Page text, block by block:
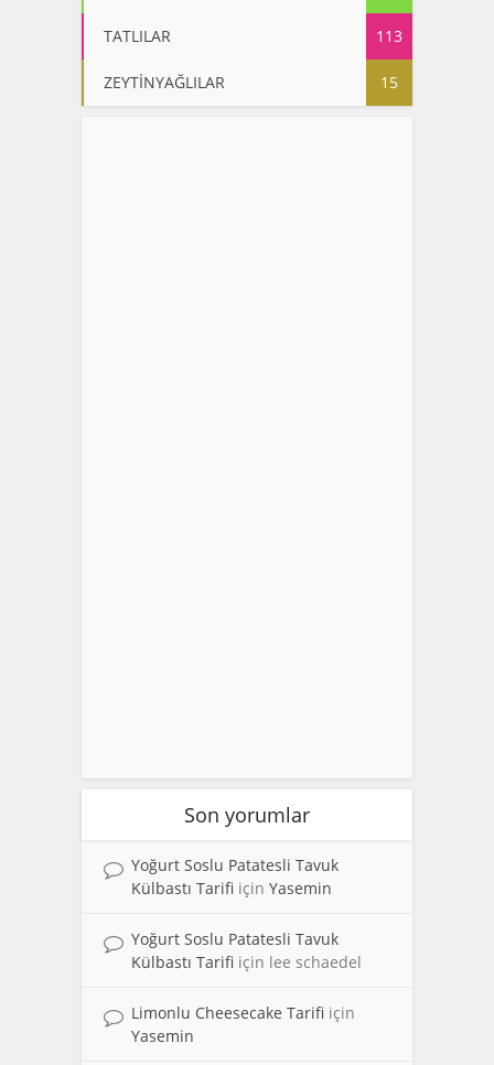
TATLILAR 113
ZEYTİNYAĞLILAR 15
Son yorumlar
Yoğurt Soslu Patatesli Tavuk
Külbastı Tarifi için Yasemin
Yoğurt Soslu Patatesli Tavuk
Külbastı Tarifi için lee schaedel
Limonlu Cheesecake Tarifi için
Yasemin